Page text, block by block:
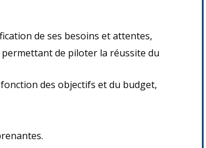
de ses besoins et attentes,
de piloter la réussite du
des objectifs et du budget,